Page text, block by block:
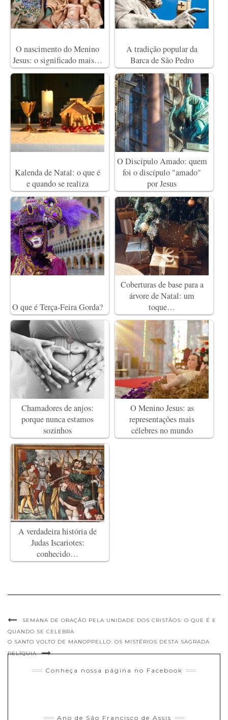
O nascimento do Menino
Jesus: o significado mais…
A tradição popular da
Barca de São Pedro
Kalenda de Natal: o que é
e quando se realiza
O Discípulo Amado: quem
foi o discípulo "amado"
por Jesus
O que é Terça-Feira Gorda?
Coberturas de base para a
árvore de Natal: um
toque…
Chamadores de anjos:
porque nunca estamos
sozinhos
O Menino Jesus: as
representações mais
célebres no mundo
A verdadeira história de
Judas Iscariotes:
conhecido…
SEMANA DE ORAÇÃO PELA UNIDADE DOS CRISTÃOS: O QUE É E
QUANDO SE CELEBRA
O SANTO VOLTO DE MANOPPELLO: OS MISTÉRIOS DESTA SAGRADA
RELÍQUIA
Conheça nossa página no Facebook
Ano de São Francisco de Assis